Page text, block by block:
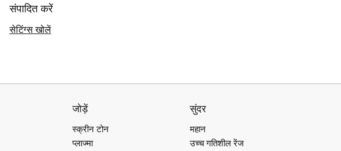
संपादित करें
सेटिंग्स खोलें
जोड़ें
स्क्रीन टोन
प्लाज्मा
सुंदर
महान
उच्च गतिशील रेंज